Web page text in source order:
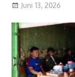
Juni 13, 2026